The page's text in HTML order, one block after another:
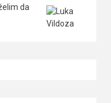
da